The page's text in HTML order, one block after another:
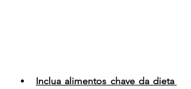
Inclua alimentos chave da dieta